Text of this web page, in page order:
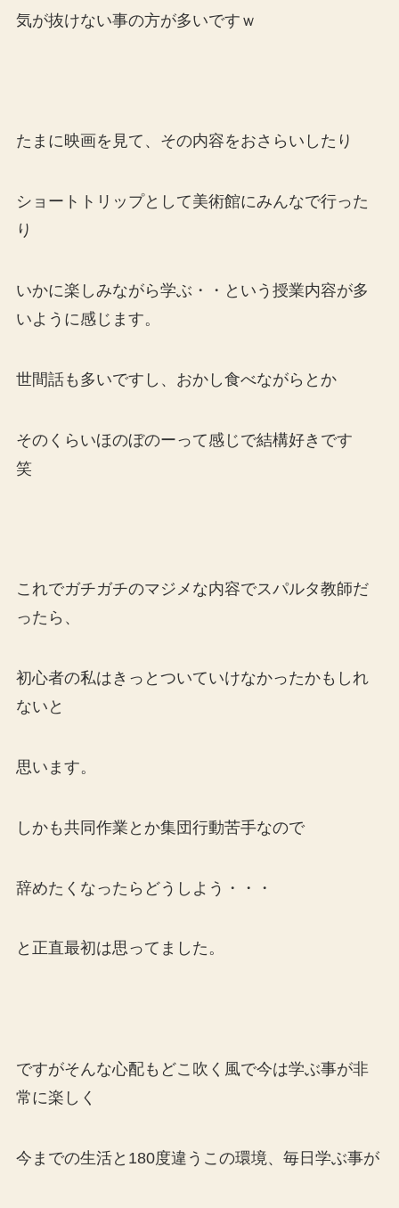
気が抜けない事の方が多いですｗ
たまに映画を見て、その内容をおさらいしたり
ショートトリップとして美術館にみんなで行った
り
いかに楽しみながら学ぶ・・という授業内容が多
いように感じます。
世間話も多いですし、おかし食べながらとか
そのくらいほのぼのーって感じで結構好きです
笑
これでガチガチのマジメな内容でスパルタ教師だ
ったら、
初心者の私はきっとついていけなかったかもしれ
ないと
思います。
しかも共同作業とか集団行動苦手なので
辞めたくなったらどうしよう・・・
と正直最初は思ってました。
ですがそんな心配もどこ吹く風で今は学ぶ事が非
常に楽しく
今までの生活と180度違うこの環境、毎日学ぶ事が